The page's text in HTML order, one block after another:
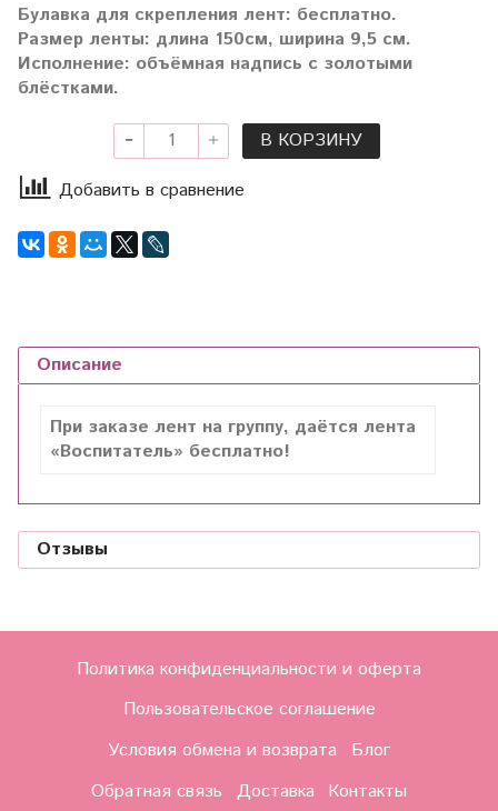
Булавка для скрепления лент: бесплатно.
Размер ленты: длина 150см, ширина 9,5 см.
Исполнение: объёмная надпись с золотыми
блёстками.
В КОРЗИНУ
Добавить в сравнение
Описание
При заказе лент на группу, даётся лента
«Воспитатель» бесплатно!
Отзывы
Политика конфиденциальности и оферта
Пользовательское соглашение
Условия обмена и возврата
Блог
Обратная связь
Доставка Контакты